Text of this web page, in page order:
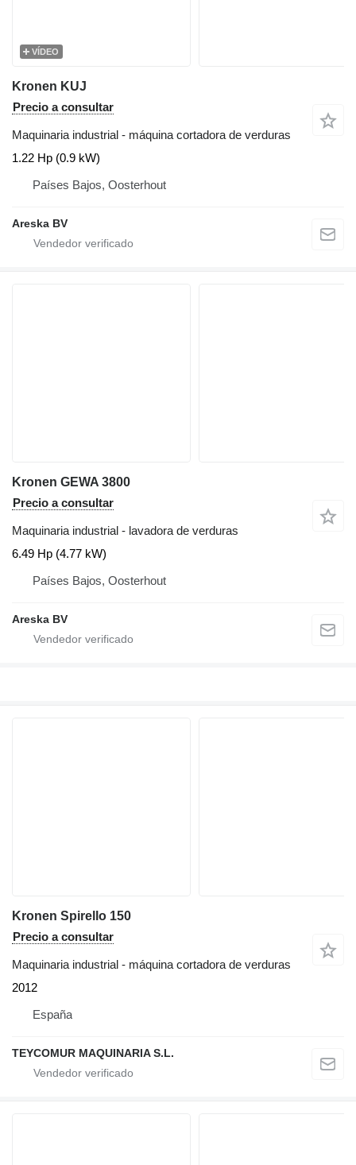
VÍDEO
Kronen KUJ
Precio a consultar
Maquinaria industrial - máquina cortadora de verduras
1.22 Hp (0.9 kW)
Países Bajos, Oosterhout
Areska BV
Kronen GEWA 3800
Precio a consultar
Maquinaria industrial - lavadora de verduras
6.49 Hp (4.77 kW)
Países Bajos, Oosterhout
Areska BV
Kronen Spirello 150
Precio a consultar
Maquinaria industrial - máquina cortadora de verduras
2012
España
TEYCOMUR MAQUINARIA S.L.